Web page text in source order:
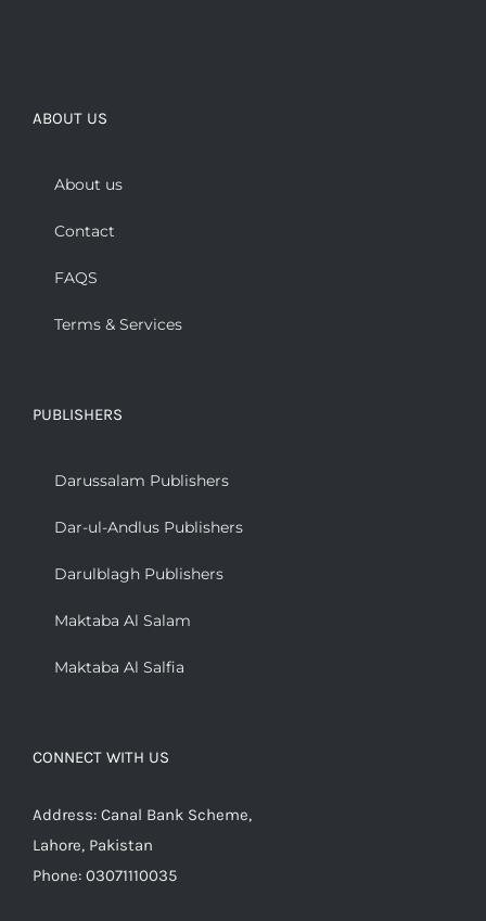
ABOUT US
About us
Contact
FAQS
Terms & Services
PUBLISHERS
Darussalam Publishers
Dar-ul-Andlus Publishers
Darulblagh Publishers
Maktaba Al Salam
Maktaba Al Salfia
CONNECT WITH US
Address: Canal Bank Scheme,
Lahore, Pakistan
Phone: 03071110035